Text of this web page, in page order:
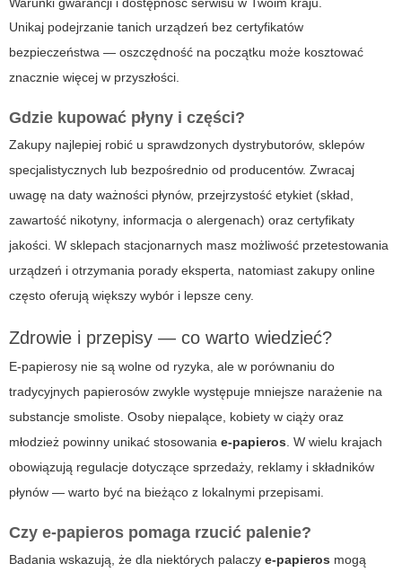
Unikaj podejrzanie tanich urządzeń bez certyfikatów
bezpieczeństwa — oszczędność na początku może kosztować
znacznie więcej w przyszłości.
Gdzie kupować płyny i części?
Zakupy najlepiej robić u sprawdzonych dystrybutorów, sklepów
specjalistycznych lub bezpośrednio od producentów. Zwracaj
uwagę na daty ważności płynów, przejrzystość etykiet (skład,
zawartość nikotyny, informacja o alergenach) oraz certyfikaty
jakości. W sklepach stacjonarnych masz możliwość przetestowania
urządzeń i otrzymania porady eksperta, natomiast zakupy online
często oferują większy wybór i lepsze ceny.
Zdrowie i przepisy — co warto wiedzieć?
E-papierosy nie są wolne od ryzyka, ale w porównaniu do
tradycyjnych papierosów zwykle występuje mniejsze narażenie na
substancje smoliste. Osoby niepalące, kobiety w ciąży oraz
młodzież powinny unikać stosowania e-papieros . W wielu krajach
obowiązują regulacje dotyczące sprzedaży, reklamy i składników
płynów — warto być na bieżąco z lokalnymi przepisami.
Czy e-papieros pomaga rzucić palenie?
Badania wskazują, że dla niektórych palaczy e-papieros mogą